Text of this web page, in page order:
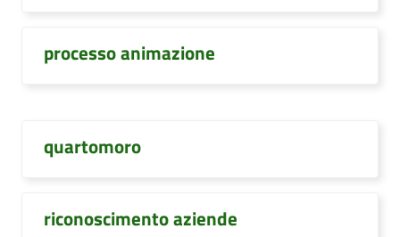
processo animazione
quartomoro
riconoscimento aziende